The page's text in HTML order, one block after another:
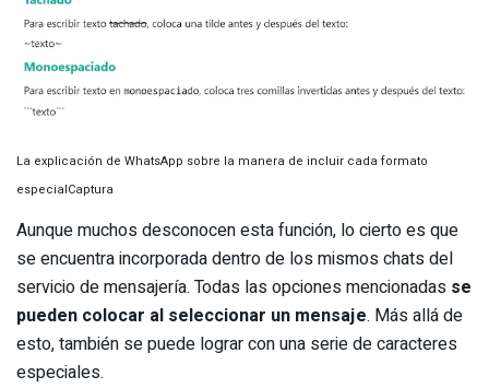
La explicación de WhatsApp sobre la manera de incluir cada formato
especialCaptura
Aunque muchos desconocen esta función, lo cierto es que
se encuentra incorporada dentro de los mismos chats del
servicio de mensajería. Todas las opciones mencionadas se
pueden colocar al seleccionar un mensaje. Más allá de
esto, también se puede lograr con una serie de caracteres
especiales.